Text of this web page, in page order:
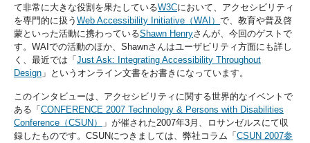
て非常に大きな役割を果たしているW3Cにおいて、アクセシビリティ
を専門的に扱う Web Accessibility Initiative（WAI） で、教育や普及啓
蒙といった活動に携わっているShawn Henryさんが、今回のゲストで
す。WAIでの活動のほか、Shawnさんはユーザビリティ方面にも詳し
く、最近では「 Just Ask: Integrating Accessibility Throughout
Design 」というオンライン文書をお書きになっています。
このインタビューは、アクセシビリティに関する世界的なイベントで
ある「 CONFERENCE 2007 Technology & Persons with Disabilities
Conference（CSUN）
」が催された2007年3月、ロサンゼルスにて収
録したものです。CSUNにつきましては、弊社コラム「 CSUN 2007参